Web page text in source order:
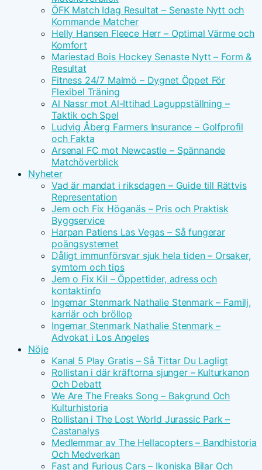
ÖFK Match Idag Resultat – Senaste Nytt och
Kommande Matcher
Helly Hansen Fleece Herr – Optimal Värme och
Komfort
Mariestad Bois Hockey Senaste Nytt – Form &
Resultat
Fitness 24/7 Malmö – Dygnet Öppet För
Flexibel Träning
Al Nassr mot Al-Ittihad Laguppställning –
Taktik och Spel
Ludvig Åberg Farmers Insurance – Golfprofil
och Fakta
Arsenal FC mot Newcastle – Spännande
Matchöverblick
Nyheter
Vad är mandat i riksdagen – Guide till Rättvis
Representation
Jem och Fix Höganäs – Pris och Praktisk
Byggservice
Harpan Patiens Las Vegas – Så fungerar
poängsystemet
Dåligt immunförsvar sjuk hela tiden – Orsaker,
symtom och tips
Jem o Fix Kil – Öppettider, adress och
kontaktinfo
Ingemar Stenmark Nathalie Stenmark – Familj,
karriär och bröllop
Ingemar Stenmark Nathalie Stenmark –
Advokat i Los Angeles
Nöje
Kanal 5 Play Gratis – Så Tittar Du Lagligt
Rollistan i där kräftorna sjunger – Kulturkanon
Och Debatt
We Are The Freaks Song – Bakgrund Och
Kulturhistoria
Rollistan i The Lost World Jurassic Park –
Castanalys
Medlemmar av The Hellacopters – Bandhistoria
Och Medverkan
Fast and Furious Cars – Ikoniska Bilar Och